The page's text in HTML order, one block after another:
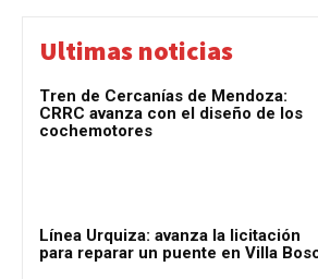
Ultimas noticias
Tren de Cercanías de Mendoza:
CRRC avanza con el diseño de los
cochemotores
Línea Urquiza: avanza la licitación
para reparar un puente en Villa